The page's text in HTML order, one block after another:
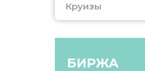
Круизы
БИРЖА